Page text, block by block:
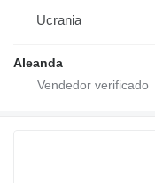
Ucrania
Aleanda